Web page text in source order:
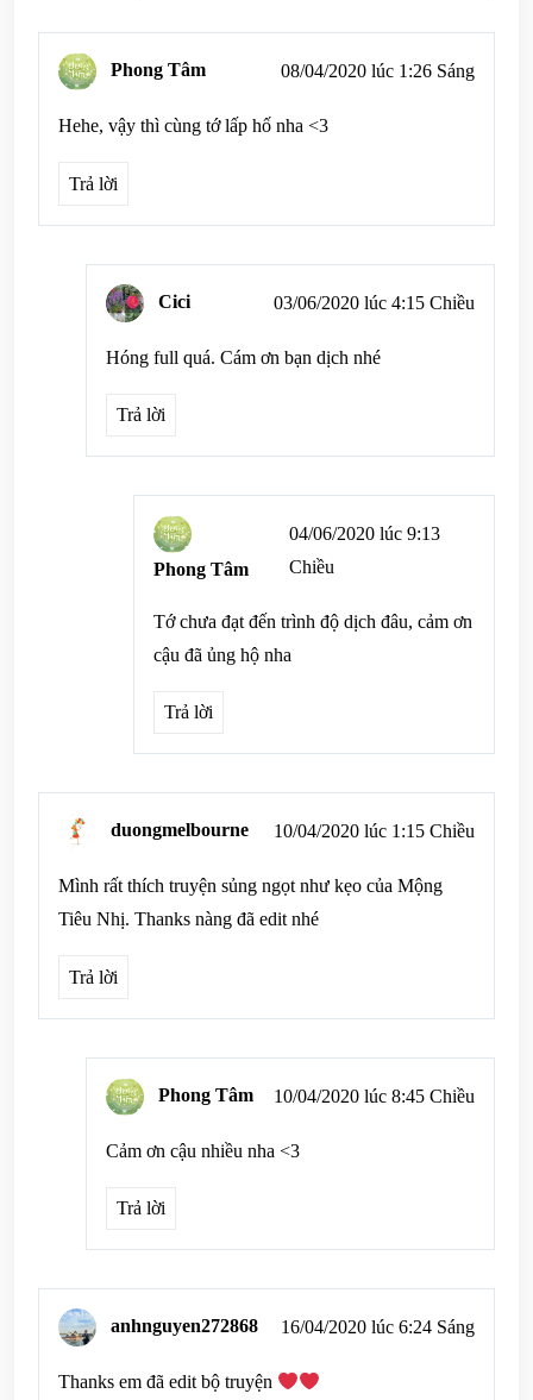
Phong Tâm 08/04/2020 lúc 1:26 Sáng
Hehe, vậy thì cùng tớ lấp hố nha <3
Trả lời
Cici 03/06/2020 lúc 4:15 Chiều
Hóng full quá. Cám ơn bạn dịch nhé
Trả lời
Phong Tâm
04/06/2020 lúc 9:13
Chiều
Tớ chưa đạt đến trình độ dịch đâu, cảm ơn
cậu đã ủng hộ nha
Trả lời
duongmelbourne 10/04/2020 lúc 1:15 Chiều
Mình rất thích truyện sủng ngọt như kẹo của Mộng
Tiêu Nhị. Thanks nàng đã edit nhé
Trả lời
Phong Tâm 10/04/2020 lúc 8:45 Chiều
Cảm ơn cậu nhiều nha <3
Trả lời
anhnguyen272868 16/04/2020 lúc 6:24 Sáng
Thanks em đã edit bộ truyện